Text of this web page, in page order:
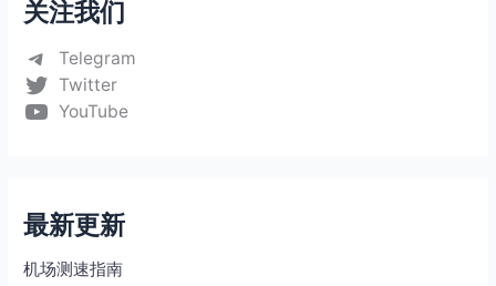
关注我们
Telegram
Twitter
YouTube
最新更新
机场测速指南